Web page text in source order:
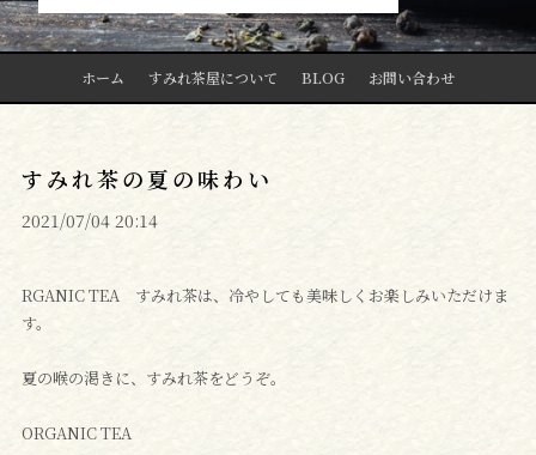
ホーム すみれ茶屋について BLOG お問い合わせ
すみれ茶の夏の味わい
2021/07/04 20:14
RGANIC TEA すみれ茶は、冷やしても美味しくお楽しみいただけま
す。
夏の喉の渇きに、すみれ茶をどうぞ。
ORGANIC TEA